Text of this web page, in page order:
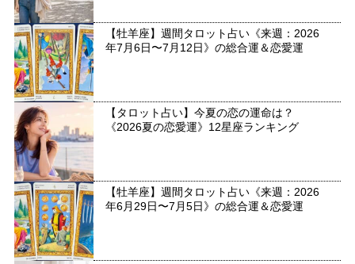
【牡羊座】週間タロット占い《来週：2026
年7月6日〜7月12日》の総合運＆恋愛運
【タロット占い】今夏の恋の運命は？
《2026夏の恋愛運》12星座ランキング
【牡羊座】週間タロット占い《来週：2026
年6月29日〜7月5日》の総合運＆恋愛運